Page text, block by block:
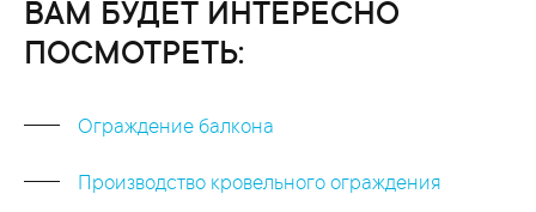
ВАМ БУДЕТ ИНТЕРЕСНО
ПОСМОТРЕТЬ:
Ограждение балкона
Производство кровельного ограждения